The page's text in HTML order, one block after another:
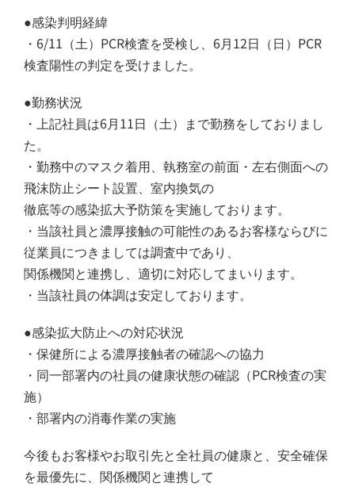
●感染判明経緯
・6/11（土）PCR検査を受検し、6月12日（日）PCR
検査陽性の判定を受けました。
●勤務状況
・上記社員は6月11日（土）まで勤務をしておりまし
た。
・勤務中のマスク着用、執務室の前面・左右側面への
飛沫防止シート設置、室内換気の
徹底等の感染拡大予防策を実施しております。
・当該社員と濃厚接触の可能性のあるお客様ならびに
従業員につきましては調査中であり、
関係機関と連携し、適切に対応してまいります。
・当該社員の体調は安定しております。
●感染拡大防止への対応状況
・保健所による濃厚接触者の確認への協力
・同一部署内の社員の健康状態の確認（PCR検査の実
施）
・部署内の消毒作業の実施
今後もお客様やお取引先と全社員の健康と、安全確保
を最優先に、関係機関と連携して